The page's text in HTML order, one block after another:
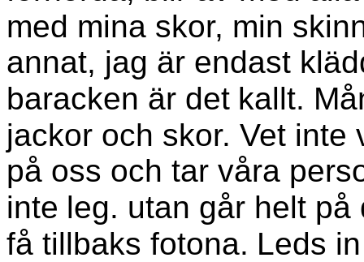
med mina skor, min
annat, jag är endast
baracken är det kallt.
jackor och skor. Vet inte
på oss och tar våra
inte leg. utan går helt
få tillbaks fotona. Leds